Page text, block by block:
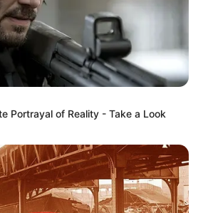
Portrayal of Reality - Take a Look